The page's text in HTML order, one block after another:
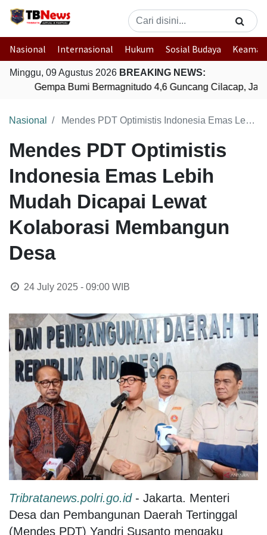
Nasional Internasional Hukum Sosial Budaya
Minggu, 09 Agustus 2026 BREAKING NEWS:
Gempa Bumi Bermagnitudo 4,6 Guncang Cilacap,
Nasional Mendes PDT Optimistis Indonesia Emas Lebih Mudah Dicapai Lewat Kolaborasi Membangun Desa
Mendes PDT Optimistis
Indonesia Emas Lebih
Mudah Dicapai Lewat
Kolaborasi Membangun
Desa
24 July 2025 - 09:00WIB
Tribratanews.polri.go.id - Jakarta. Menteri
Desa dan Pembangunan Daerah Tertinggal
(Mendes PDT) Yandri Susanto mengaku